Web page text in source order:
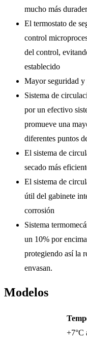
mucho más
El termostato de
control
del control,
establecido
Mayor seguridad y
Sistema de
por un efectivo
promueve una
diferentes puntos
El sistema de
secado más
El sistema de
útil del gabinete
corrosión
Sistema
un 10% por
protegiendo así la
envasan.
Modelos
+7°C